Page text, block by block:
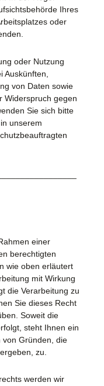
Ihres
oder
oder Nutzung
von Daten sowie
Widerspruch gegen
Sie sich bitte
unserem
einer
berechtigten
wie oben erläutert
mit Wirkung
die Verarbeitung zu
Sie dieses Recht
Soweit die
steht Ihnen ein
von Gründen, die
zu.
werden wir